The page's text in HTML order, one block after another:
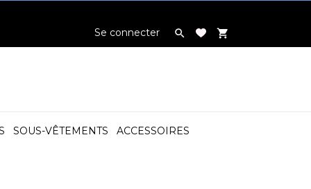
Se connecter  shopping_cart
SOUS-VÊTEMENTS ACCESSOIRES